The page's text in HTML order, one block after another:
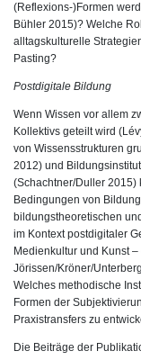
(Reflexions-)Formen
Bühler 2015)? Welche
alltagskulturelle
Pasting?
Postdigitale Bildung
Wenn Wissen vor allem
Kollektivs geteilt wird
von Wissensstrukturen
2012) und
(Schachtner/Duller 2015)
Bedingungen von
bildungstheoretischen
im Kontext postdigitaler
Medienkultur und Kunst
Jörissen/Kröner/
Welches methodische
Formen der
Praxistransfers zu
Die Beiträge der